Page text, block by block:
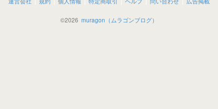
©2026 muragon（ムラゴンブログ）